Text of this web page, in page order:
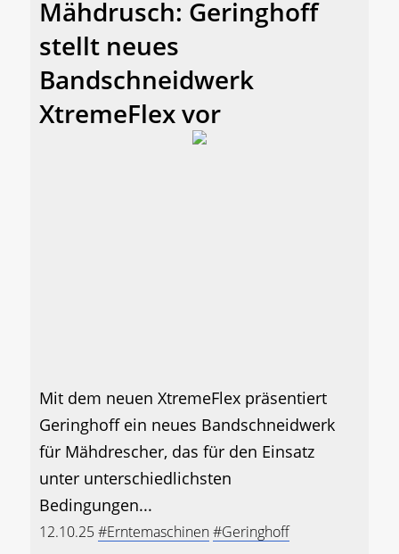
Mähdrusch: Geringhoff
stellt neues
Bandschneidwerk
XtremeFlex vor
Mit dem neuen XtremeFlex präsentiert
Geringhoff ein neues Bandschneidwerk
für Mähdrescher, das für den Einsatz
unter unterschiedlichsten
Bedingungen...
12.10.25#Erntemaschinen#Geringhoff